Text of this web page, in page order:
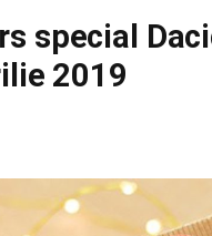
special
2019